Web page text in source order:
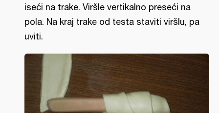
iseći na trake. Viršle vertikalno preseći na
pola. Na kraj trake od testa staviti viršlu, pa
uviti.